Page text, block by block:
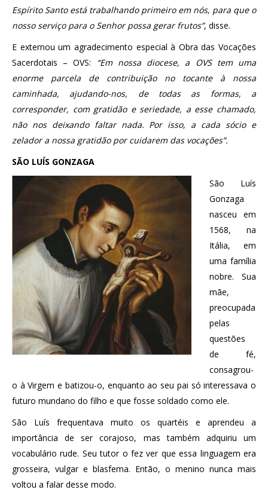
Espírito Santo está trabalhando primeiro em nós, para que o
nosso serviço para o Senhor possa gerar frutos”, disse.
E externou um agradecimento especial à Obra das Vocações
Sacerdotais – OVS:
“Em nossa diocese, a OVS tem uma
enorme parcela de contribuição no tocante à nossa
caminhada, ajudando-nos, de todas as formas, a
corresponder, com gratidão e seriedade, a esse chamado,
não nos deixando faltar nada. Por isso, a cada sócio e
zelador a nossa gratidão por cuidarem das vocações”.
SÃO LUÍS GONZAGA
São Luís
Gonzaga
nasceu em
1568, na
Itália, em
uma família
nobre. Sua
mãe,
preocupada
pelas
questões
de fé,
consagrou-
o à Virgem e batizou-o, enquanto ao seu pai só interessava o
futuro mundano do filho e que fosse soldado como ele.
São Luís frequentava muito os quartéis e aprendeu a
importância de ser corajoso, mas também adquiriu um
vocabulário rude. Seu tutor o fez ver que essa linguagem era
grosseira, vulgar e blasfema. Então, o menino nunca mais
voltou a falar desse modo.